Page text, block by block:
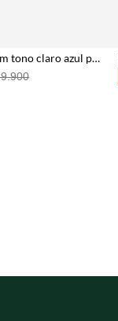
Falda corta en denim tono claro azul para niña